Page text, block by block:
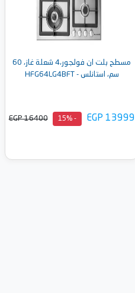
مسطح بلت ان فولجور،4 شعلة غاز، 60
سم، استانلس - HFG64LG4BFT
EGP 13999
- 15%
EGP 16400